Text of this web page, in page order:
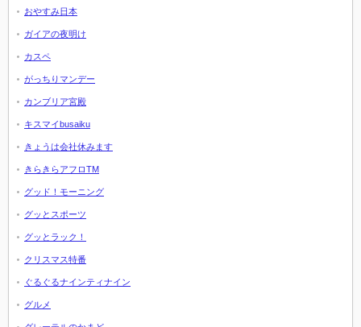
おやすみ日本
ガイアの夜明け
カスペ
がっちりマンデー
カンブリア宮殿
キスマイbusaiku
きょうは会社休みます
きらきらアフロTM
グッド！モーニング
グッとスポーツ
グッとラック！
クリスマス特番
ぐるぐるナインティナイン
グルメ